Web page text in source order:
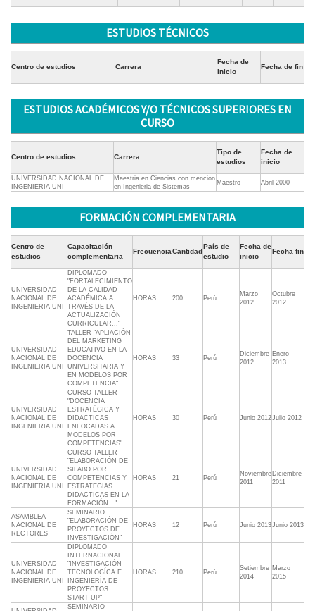
ESTUDIOS TÉCNICOS
Centro de estudios Carrera
Fecha de
Inicio
Fecha de fin
ESTUDIOS ACADÉMICOS Y/O TÉCNICOS SUPERIORES EN
CURSO
Centro de estudios Carrera
Tipo de
estudios
Fecha de
inicio
UNIVERSIDAD NACIONAL DE
INGENIERIA UNI
Maestria en Ciencias con mención
en Ingenieria de Sistemas
Maestro Abril 2000
FORMACIÓN COMPLEMENTARIA
Centro de
estudios
Capacitación
complementaria
FrecuenciaCantidad
País de
estudio
Fecha de
inicio
Fecha fin
UNIVERSIDAD
NACIONAL DE
INGENIERIA UNI
DIPLOMADO
"FORTALECIMIENTO
DE LA CALIDAD
ACADÉMICA A
TRAVÉS DE LA
ACTUALIZACIÓN
CURRICULAR..."
HORAS 200 Perú
Marzo
2012
Octubre
2012
UNIVERSIDAD
NACIONAL DE
INGENIERIA UNI
TALLER "APLIACIÓN
DEL MARKETING
EDUCATIVO EN LA
DOCENCIA
UNIVERSITARIA Y
EN MODELOS POR
COMPETENCIA"
HORAS 33 Perú
Diciembre
2012
Enero
2013
UNIVERSIDAD
NACIONAL DE
INGENIERIA UNI
CURSO TALLER
"DOCENCIA
ESTRATÉGICA Y
DIDACTICAS
ENFOCADAS A
MODELOS POR
COMPETENCIAS"
HORAS 30 Perú Junio 2012Julio 2012
UNIVERSIDAD
NACIONAL DE
INGENIERIA UNI
CURSO TALLER
"ELABORACIÓN DE
SILABO POR
COMPETENCIAS Y
ESTRATEGIAS
DIDACTICAS EN LA
FORMACIÓN..."
HORAS 21 Perú
Noviembre
2011
Diciembre
2011
ASAMBLEA
NACIONAL DE
RECTORES
SEMINARIO
"ELABORACIÓN DE
PROYECTOS DE
INVESTIGACIÓN"
HORAS 12 Perú Junio 2013Junio 2013
UNIVERSIDAD
NACIONAL DE
INGENIERIA UNI
DIPLOMADO
INTERNACIONAL
"INVESTIGACIÓN
TECNOLOGÍCA E
INGENIERÍA DE
PROYECTOS
START-UP"
HORAS 210 Perú
Setiembre
2014
Marzo
2015
SEMINARIO